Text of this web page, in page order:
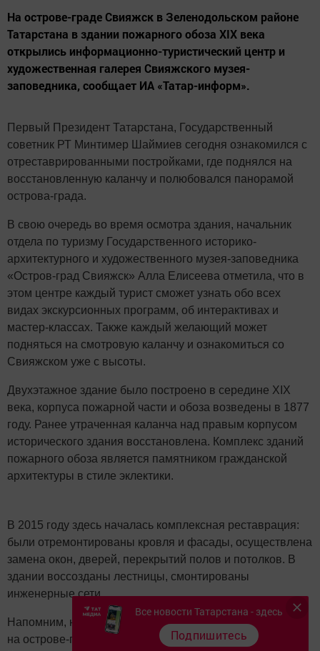
На острове-граде Свияжск в Зеленодольском районе
Татарстана в здании пожарного обоза XIX века
открылись информационно-туристический центр и
художественная галерея Свияжского музея-
заповедника, сообщает ИА «Татар-информ».
Первый Президент Татарстана, Государственный
советник РТ Минтимер Шаймиев сегодня ознакомился с
отреставрированными постройками, где поднялся на
восстановленную каланчу и полюбовался панорамой
острова-града.
В свою очередь во время осмотра здания, начальник
отдела по туризму Государственного историко-
архитектурного и художественного музея-заповедника
«Остров-град Свияжск» Алла Елисеева отметила, что в
этом центре каждый турист сможет узнать обо всех
видах экскурсионных программ, об интерактивах и
мастер-классах. Также каждый желающий может
подняться на смотровую каланчу и ознакомиться со
Свияжском уже с высоты.
Двухэтажное здание было построено в середине XIX
века, корпуса пожарной части и обоза возведены в 1877
году. Ранее утраченная каланча над правым корпусом
исторического здания восстановлена. Комплекс зданий
пожарного обоза является памятником гражданской
архитектуры в стиле эклектики.
В 2015 году здесь началась комплексная реставрация:
были отремонтированы кровля и фасады, осуществлена
замена окон, дверей, перекрытий полов и потолков. В
здании воссозданы лестницы, смонтированы
инженерные сети.
Напомним, недавно успенский собор, расположенный
на острове-граде Свияжск, на 41 сессии комитета в
Все новости Татарстана - здесь
Подпишитесь